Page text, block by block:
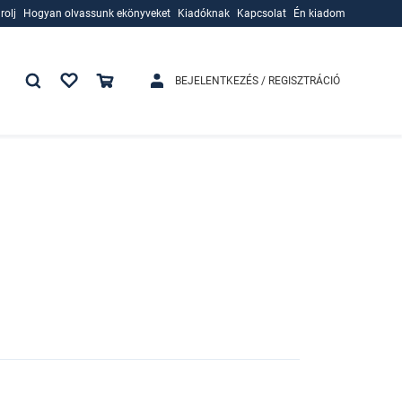
Hogyan olvassunk ekönyveket
Kiadóknak
Kapcsolat Én kiadom
BEJELENTKEZÉS / REGISZTRÁCIÓ